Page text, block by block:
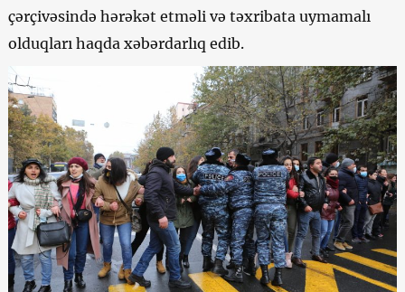
çərçivəsində hərəkət etməli və təxribata uymamalı
olduqları haqda xəbərdarlıq edib.